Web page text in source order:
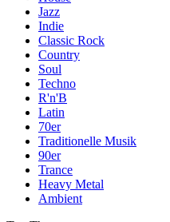
Jazz
Indie
Classic Rock
Country
Soul
Techno
R'n'B
Latin
70er
Traditionelle Musik
90er
Trance
Heavy Metal
Ambient